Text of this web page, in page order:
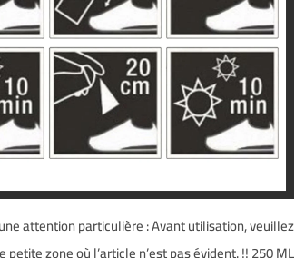
attention particulière : Avant utilisation, veuillez